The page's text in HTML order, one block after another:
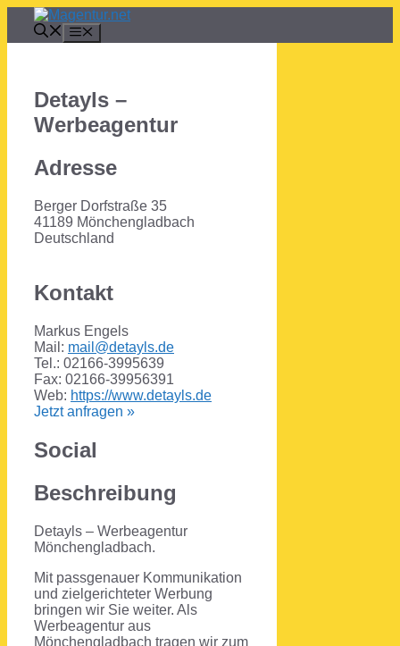
Inhalt
springen
Detayls –
Werbeagentur
Adresse
Berger Dorfstraße 35
41189 Mönchengladbach
Deutschland
Kontakt
Markus Engels
Mail: mail@detayls.de
Tel.: 02166-3995639
Fax: 02166-39956391
Web: https://www.detayls.de
Jetzt anfragen »
Social
Beschreibung
Detayls – Werbeagentur
Mönchengladbach.
Mit passgenauer Kommunikation
und zielgerichteter Werbung
bringen wir Sie weiter. Als
Werbeagentur aus
Mönchengladbach tragen wir zum